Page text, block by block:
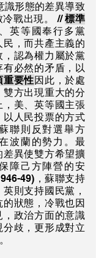
識形態的差異導致
冷戰出現。 // 標準
英等國奉行多黨
，而共產主義的
認為權力屬於黨
必然的矛盾，以
重要性因此，於處
方出現重大的分
美、英等國主張
人民投票的方式
聯則反對選舉方
波蘭的勢力。最
異使雙方希望擴
障己方陣營的安
49)，蘇聯支持
則支持國民黨，
狀態，冷戰也因
，政治方面的意識
歧，更形成對立